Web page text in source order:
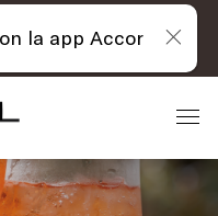
la app Accor